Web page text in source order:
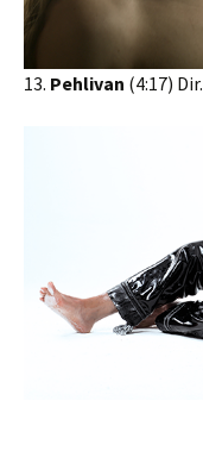
13. Pehlivan (4:17) Dir.